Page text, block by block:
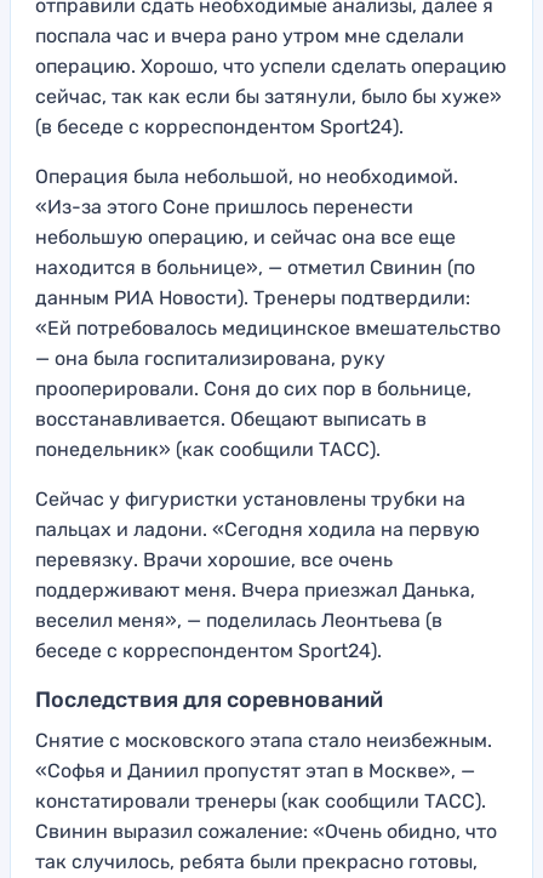
отправили сдать необходимые анализы, далее я
поспала час и вчера рано утром мне сделали
операцию. Хорошо, что успели сделать операцию
сейчас, так как если бы затянули, было бы хуже»
(в беседе с корреспондентом Sport24).
Операция была небольшой, но необходимой.
«Из-за этого Соне пришлось перенести
небольшую операцию, и сейчас она все еще
находится в больнице», — отметил Свинин (по
данным РИА Новости). Тренеры подтвердили:
«Ей потребовалось медицинское вмешательство
— она была госпитализирована, руку
прооперировали. Соня до сих пор в больнице,
восстанавливается. Обещают выписать в
понедельник» (как сообщили ТАСС).
Сейчас у фигуристки установлены трубки на
пальцах и ладони. «Сегодня ходила на первую
перевязку. Врачи хорошие, все очень
поддерживают меня. Вчера приезжал Данька,
веселил меня», — поделилась Леонтьева (в
беседе с корреспондентом Sport24).
Последствия для соревнований
Снятие с московского этапа стало неизбежным.
«Софья и Даниил пропустят этап в Москве», —
констатировали тренеры (как сообщили ТАСС).
Свинин выразил сожаление: «Очень обидно, что
так случилось, ребята были прекрасно готовы,